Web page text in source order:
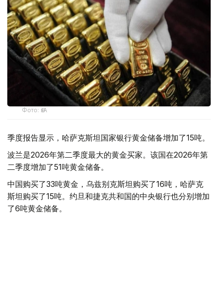
Фото: ӨзА
季度报告显示，哈萨克斯坦国家银行黄金储备增加了15吨。
波兰是2026年第二季度最大的黄金买家。该国在2026年第
二季度增加了51吨黄金储备。
中国购买了33吨黄金，乌兹别克斯坦购买了16吨，哈萨克
斯坦购买了15吨。约旦和捷克共和国的中央银行也分别增加
了6吨黄金储备。